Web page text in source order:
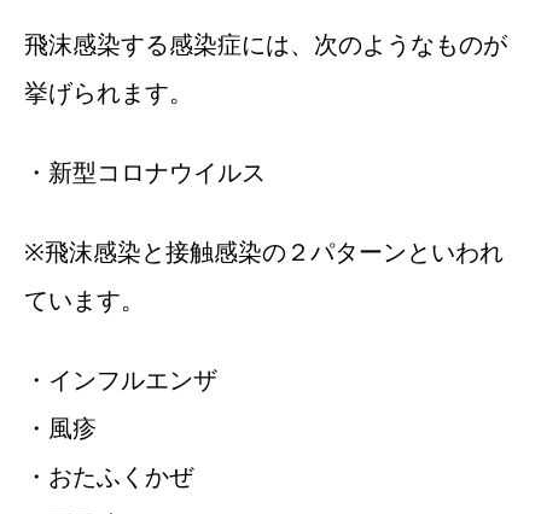
飛沫感染する感染症には、次のようなものが
挙げられます。
・新型コロナウイルス
※飛沫感染と接触感染の２パターンといわれ
ています。
・インフルエンザ
・風疹
・おたふくかぜ